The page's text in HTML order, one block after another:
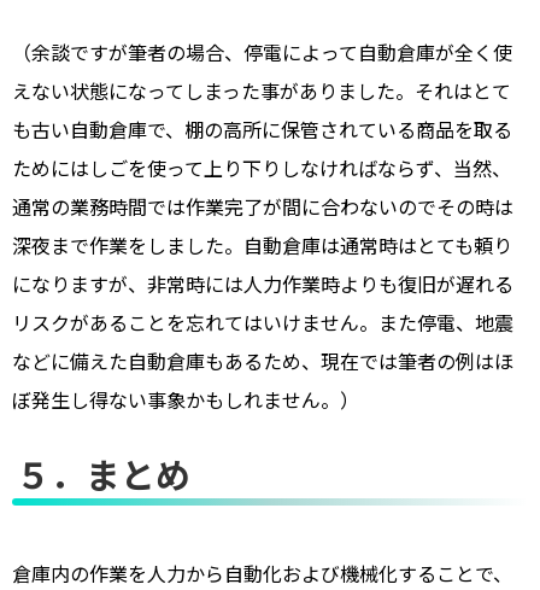
（余談ですが筆者の場合、停電によって自動倉庫が全く使
えない状態になってしまった事がありました。それはとて
も古い自動倉庫で、棚の高所に保管されている商品を取る
ためにはしごを使って上り下りしなければならず、当然、
通常の業務時間では作業完了が間に合わないのでその時は
深夜まで作業をしました。自動倉庫は通常時はとても頼り
になりますが、非常時には人力作業時よりも復旧が遅れる
リスクがあることを忘れてはいけません。また停電、地震
などに備えた自動倉庫もあるため、現在では筆者の例はほ
ぼ発生し得ない事象かもしれません。）
５．まとめ
倉庫内の作業を人力から自動化および機械化することで、